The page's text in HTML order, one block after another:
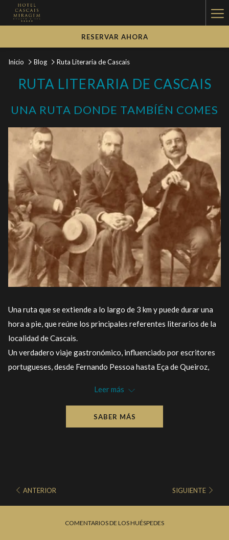
RESERVAR AHORA
Inicio Blog Ruta Literaria de Cascais
RUTA LITERARIA DE CASCAIS
UNA RUTA DONDE TAMBÍÉN COMES
Una ruta que se extiende a lo largo de 3 km y puede durar una
hora a pie, que reúne los principales referentes literarios de la
localidad de Cascais.
Un verdadero viaje gastronómico, influenciado por escritores
portugueses, desde Fernando Pessoa hasta Eça de Queiroz,
La próxima edición tendrá lugar el 3 de mayo de 2024, a partir
Leer más
SABER MÁS
ANTERIOR SIGUIENTE
COMENTARIOS DE LOS HUÉSPEDES